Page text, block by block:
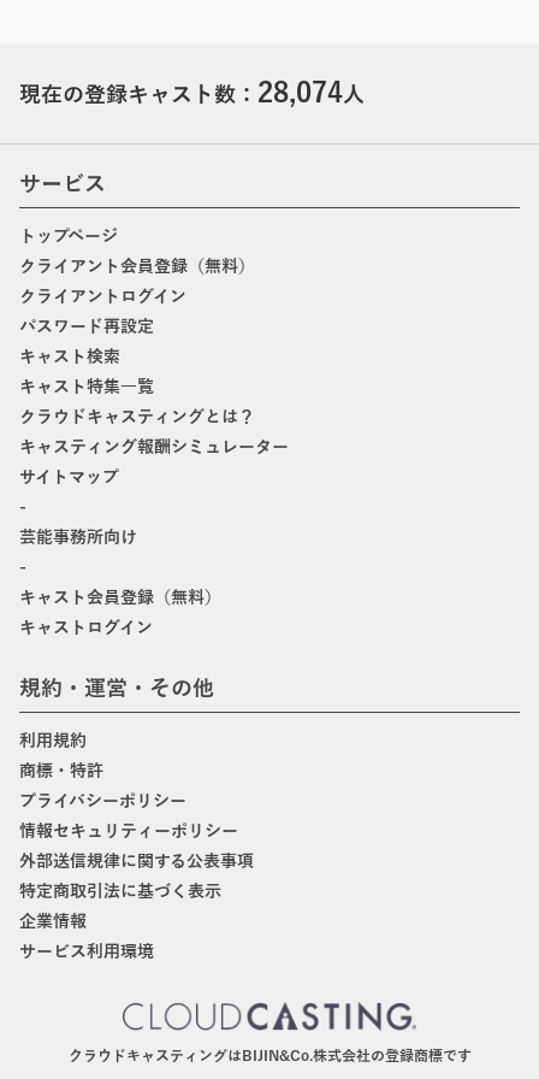
現在の登録キャスト数： 28,074人
サービス
トップページ
クライアント会員登録（無料）
クライアントログイン
パスワード再設定
キャスト検索
キャスト特集一覧
クラウドキャスティングとは？
キャスティング報酬シミュレーター
サイトマップ
-
芸能事務所向け
-
キャスト会員登録（無料）
キャストログイン
規約・運営・その他
利用規約
商標・特許
プライバシーポリシー
情報セキュリティーポリシー
外部送信規律に関する公表事項
特定商取引法に基づく表示
企業情報
サービス利用環境
クラウドキャスティングはBIJIN&Co.株式会社の登録商標です